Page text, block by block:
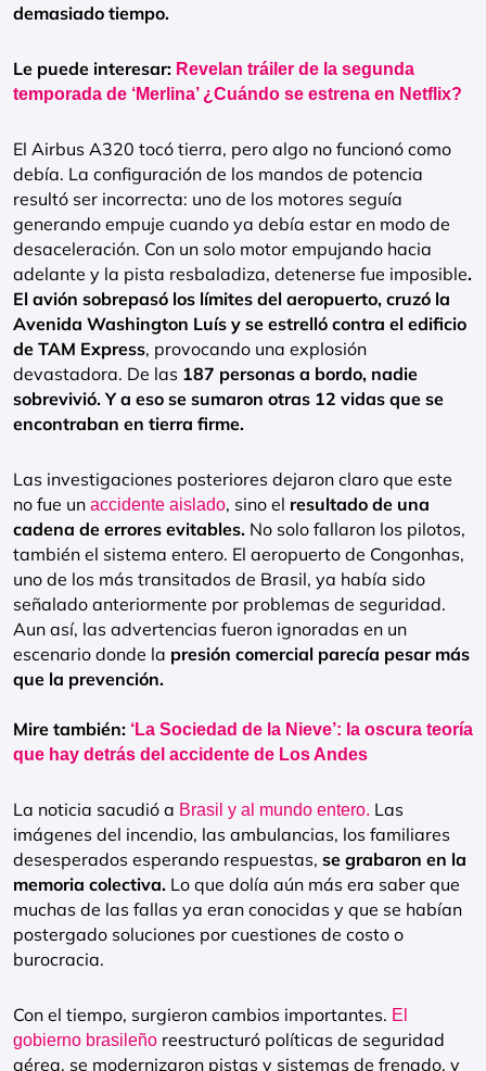
demasiado tiempo.
Le puede interesar: Revelan tráiler de la segunda
temporada de ‘Merlina’ ¿Cuándo se estrena en Netflix?
El Airbus A320 tocó tierra, pero algo no funcionó como
debía. La configuración de los mandos de potencia
resultó ser incorrecta: uno de los motores seguía
generando empuje cuando ya debía estar en modo de
desaceleración. Con un solo motor empujando hacia
adelante y la pista resbaladiza, detenerse fue imposible.
El avión sobrepasó los límites del aeropuerto, cruzó la
Avenida Washington Luís y se estrelló contra el edificio
de TAM Express, provocando una explosión
devastadora. De las 187 personas a bordo, nadie
sobrevivió. Y a eso se sumaron otras 12 vidas que se
encontraban en tierra firme.
Las investigaciones posteriores dejaron claro que este
no fue un accidente aislado, sino el resultado de una
cadena de errores evitables. No solo fallaron los pilotos,
también el sistema entero. El aeropuerto de Congonhas,
uno de los más transitados de Brasil, ya había sido
señalado anteriormente por problemas de seguridad.
Aun así, las advertencias fueron ignoradas en un
escenario donde la presión comercial parecía pesar más
que la prevención.
Mire también: ‘La Sociedad de la Nieve’: la oscura teoría
que hay detrás del accidente de Los Andes
La noticia sacudió a Brasil y al mundo entero. Las
imágenes del incendio, las ambulancias, los familiares
desesperados esperando respuestas, se grabaron en la
memoria colectiva. Lo que dolía aún más era saber que
muchas de las fallas ya eran conocidas y que se habían
postergado soluciones por cuestiones de costo o
burocracia.
Con el tiempo, surgieron cambios importantes. El
gobierno brasileño reestructuró políticas de seguridad
aérea, se modernizaron pistas y sistemas de frenado, y